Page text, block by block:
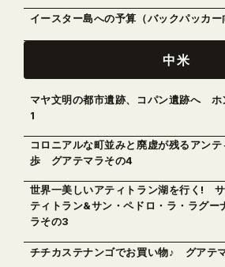
イースター島への予算（バックパッカー
中米
マヤ文明の都市遺跡、コパン遺跡へ ホ
1
コロニアルな町並みと廃虚が残るアン
歩 グアテマラその4
世界一美しいアティトラン湖を行く!
ティトラン&サン・ペドロ・ラ・ラグ
ラその3
チチカステナンゴでお買い物♪ グアテ